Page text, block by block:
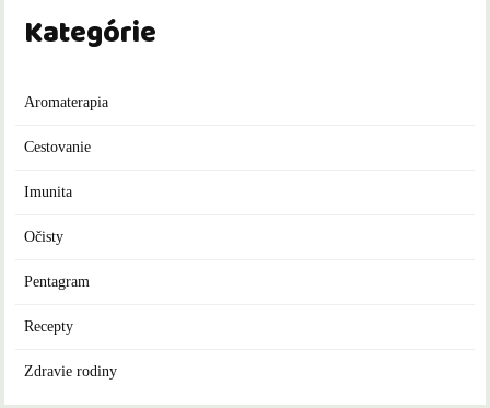
Kategórie
Aromaterapia
Cestovanie
Imunita
Očisty
Pentagram
Recepty
Zdravie rodiny